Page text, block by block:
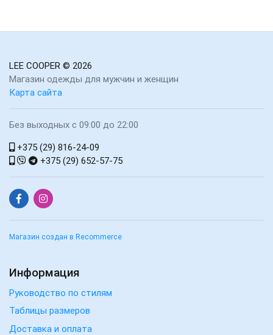
LEE COOPER © 2026
Магазин одежды для мужчин и женщин
Карта сайта
Без выходных с 09:00 до 22:00
+375 (29) 816-24-09
+375 (29) 652-57-75
Магазин создан в Recommerce
Информация
Руководство по стилям
Таблицы размеров
Доставка и оплата